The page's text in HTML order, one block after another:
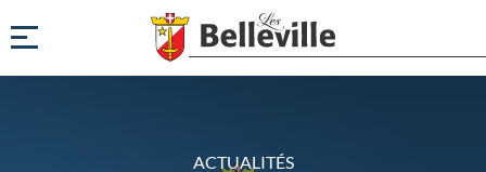
ACTUALITÉS